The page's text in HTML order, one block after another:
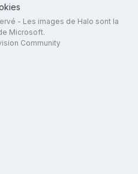
- Les images de Halo sont la
Microsoft.
Community